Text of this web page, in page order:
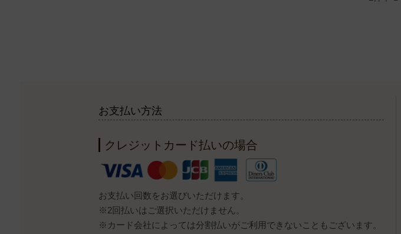
お支払い方法
クレジットカード払いの場合
お支払い回数をお選びいただけます。
※2回払いはご選択いただけません。
※カード会社によっては分割払いがご利用できないこともございます。